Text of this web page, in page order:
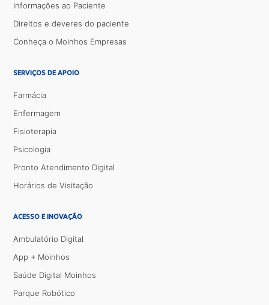
Informações ao Paciente
Direitos e deveres do paciente
Conheça o Moinhos Empresas
SERVIÇOS DE APOIO
Farmácia
Enfermagem
Fisioterapia
Psicologia
Pronto Atendimento Digital
Horários de Visitação
ACESSO E INOVAÇÃO
Ambulatório Digital
App + Moinhos
Saúde Digital Moinhos
Parque Robótico